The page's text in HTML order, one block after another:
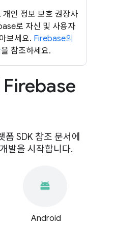
인 정보 보호 권장사
로 자신 및 사용자
보세요. Firebase의
을 참조하세요.
Firebase
SDK 참조 문서에
발을 시작합니다.
Android